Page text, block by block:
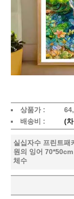
상품가 :
배송비 : (
실십자수 프린트패
원의 잉어
체수